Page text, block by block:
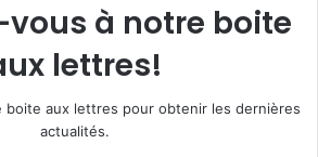
à notre boite
lettres!
boite aux lettres pour obtenir les dernières
actualités.